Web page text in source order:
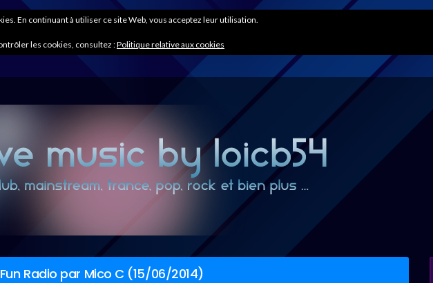
Radio par Mico C (15/06/2014)
En continuant à utiliser ce site Web, vous acceptez leur utilisation.
les cookies, consultez :Politique relative aux cookies